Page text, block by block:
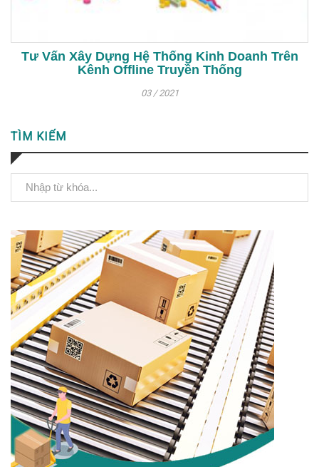
Tư Vấn Xây Dựng Hệ Thống Kinh Doanh Trên
Kênh Offline Truyền Thống
03 / 2021
TÌM KIẾM